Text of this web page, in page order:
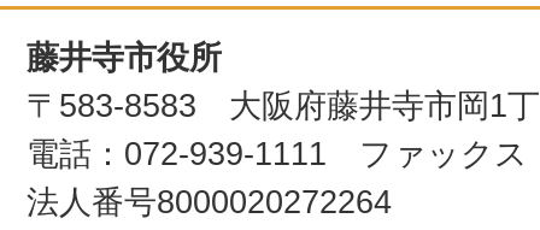
藤井寺市役所
〒583-8583 大阪府藤井寺市岡1
電話：072-939-1111 ファックス
法人番号8000020272264